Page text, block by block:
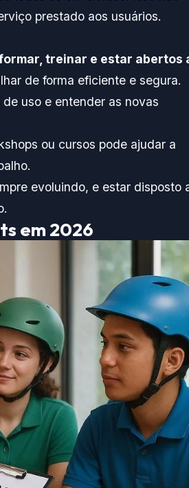
prestado aos usuários.
treinar e estar abertos
de forma eficiente e segura.
uso e entender as novas
ou cursos pode ajudar a
evoluindo, e estar disposto
em 2026